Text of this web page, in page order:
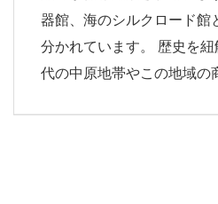
器館、海のシルクロード館
分かれています。 歴史を
代の中原地帯やこの地域の